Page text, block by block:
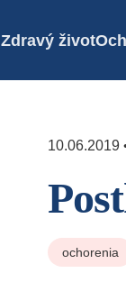
Zdravý život
10.06.2019
ochorenia